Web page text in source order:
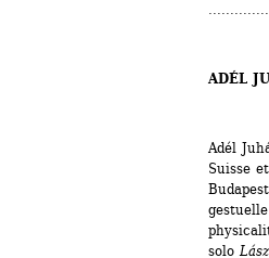
ADÉL
Adél
Suisse
solo